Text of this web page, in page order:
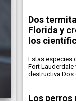
Dos
Florida y
los
Estas especies
Fort
destructiva Dos
Los perros